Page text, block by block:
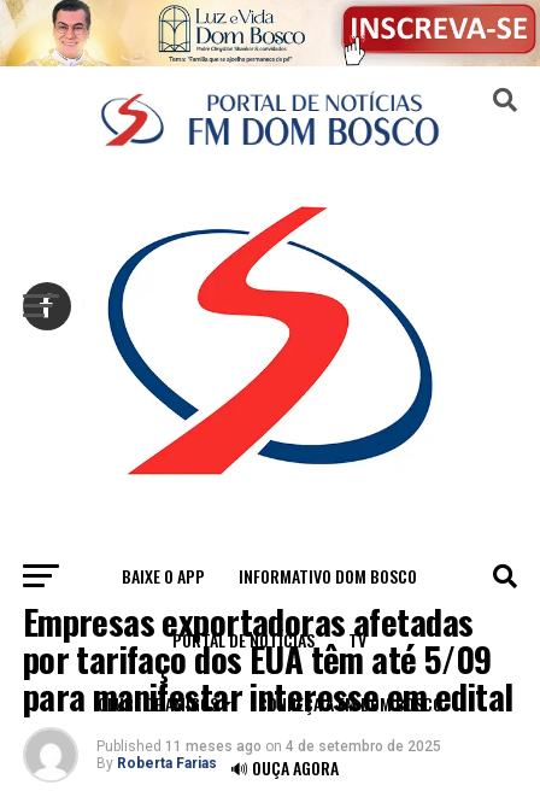
BAIXE O APP INFORMATIVO DOM BOSCO
PORTAL DE NOTÍCIAS TV
CLUBE DE AMIGOS CONHEÇA A FM DOM BOSCO
🔊 OUÇA AGORA
ECONOMIA
Empresas exportadoras afetadas
por tarifaço dos EUA têm até 5/09
para manifestar interesse em edital
Published 11 meses ago on 4 de setembro de 2025
By Roberta Farias
Sair da versão mobile